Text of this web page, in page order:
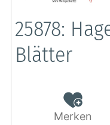
25878:
Blätter
Merken